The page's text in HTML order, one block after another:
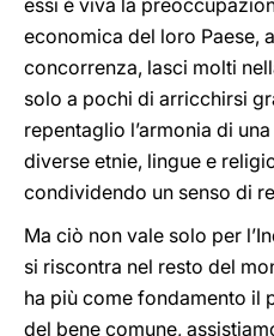
essi è viva la
economica del loro Paese,
concorrenza, lasci molti
solo a pochi di arricchirsi
repentaglio l’armonia di
diverse etnie, lingue e
condividendo un senso di
Ma ciò non vale solo per
si riscontra nel resto del
ha più come fondamento il
del bene comune,